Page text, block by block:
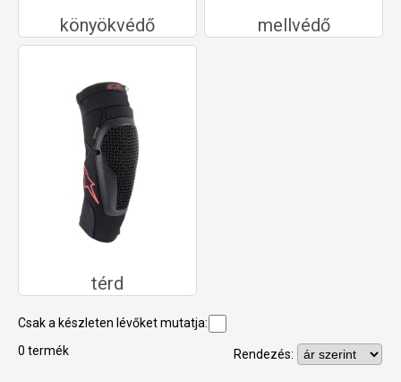
könyökvédő mellvédő
térd
Csak a készleten lévőket mutatja:
0 termék
Rendezés: